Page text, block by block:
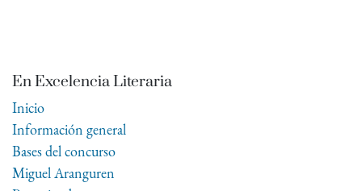
En Excelencia Literaria
Inicio
Información general
Bases del concurso
Miguel Aranguren